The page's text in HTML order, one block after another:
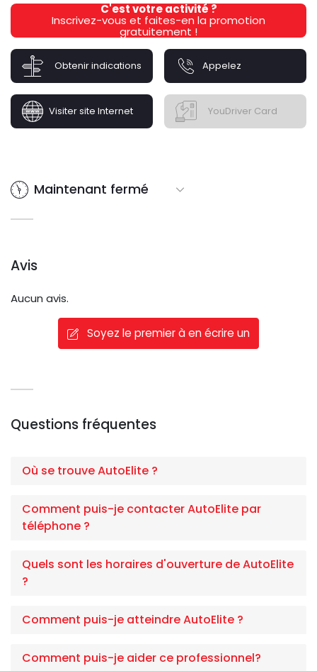
C'est votre activité ?
Inscrivez-vous et faites-en la promotion
gratuitement !
Obtenir indications Appelez
Visiter site Internet YouDriver Card
Maintenant fermé
Avis
Aucun avis.
Soyez le premier à en écrire un
Questions fréquentes
Où se trouve AutoElite ?
Comment puis-je contacter AutoElite par
téléphone ?
Quels sont les horaires d'ouverture de AutoElite
?
Comment puis-je atteindre AutoElite ?
Comment puis-je aider ce professionnel?